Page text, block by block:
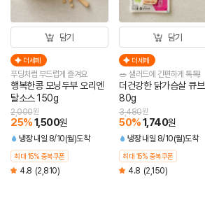
담기
더세페
푸딩처럼 부드럽게 즐겨요
행복한콩 모닝두부 오리엔
탈소스 150g
25%1,500원
2,000원
냉장 내일 8/10(월)도착
최대 15% 중복쿠폰
4.8 (2,810)
담기
더세페
🥗 샐러드에 간편하게 톡톡!
더건강한 닭가슴살 큐브
80g
50%1,740원
3,480원
냉장 내일 8/10(월)도착
최대 15% 중복쿠폰
4.8 (2,150)